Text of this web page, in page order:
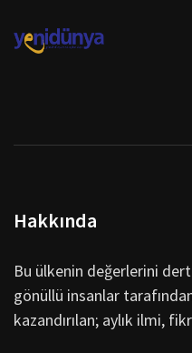
Hakkında
Bu ülkenin değerlerini
gönüllü insanlar
kazandırılan; aylık ilmi,